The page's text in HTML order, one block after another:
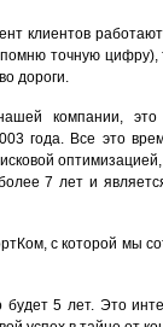
клиентов
точную цифру),
дороги.
компании,
года. Все это
7 лет и
с которой мы
5 лет. Это